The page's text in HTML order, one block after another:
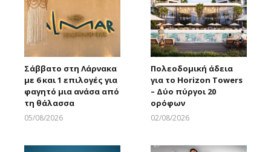
Σάββατο στη Λάρνακα
με 6 και 1 επιλογές για
φαγητό μια ανάσα από
τη θάλασσα
05/08/2026
Πολεοδομική άδεια
για το Horizon Towers
– Δύο πύργοι 20
ορόφων
02/08/2026